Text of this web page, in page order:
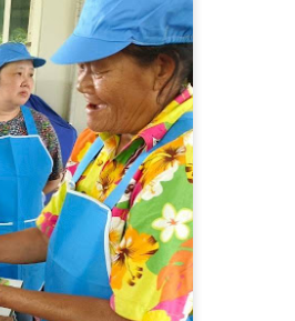
ติ
ป็นวัด
รจัด